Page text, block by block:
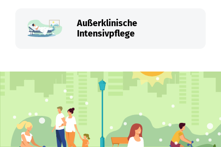
Außerklinische
Intensivpflege